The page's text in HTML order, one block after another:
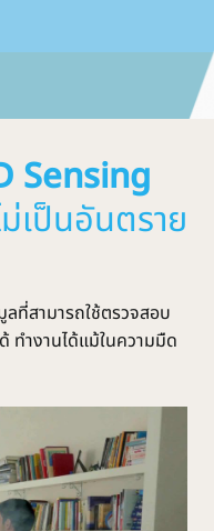
Sensing
เป็นอันตราย
ที่สามารถใช้ตรวจสอบ
ำงานได้แม้ในความมืด